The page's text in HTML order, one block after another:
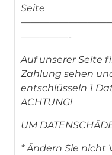
Seite
—————-
Auf unserer Seite
Zahlung sehen
entschlüsseln 1
ACHTUNG!
UM
* Ändern Sie nicht